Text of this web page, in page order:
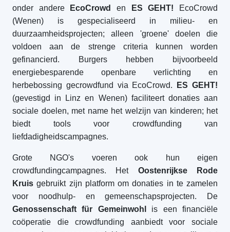
onder andere
EcoCrowd en ES GEHT! EcoCrowd
(Wenen) is gespecialiseerd in milieu- en
duurzaamheidsprojecten; alleen 'groene' doelen die
voldoen aan de strenge criteria kunnen worden
gefinancierd. Burgers hebben bijvoorbeeld
energiebesparende openbare verlichting en
herbebossing gecrowdfund via EcoCrowd.
ES GEHT!
(gevestigd in Linz en Wenen) faciliteert donaties aan
sociale doelen, met name het welzijn van kinderen; het
biedt tools voor crowdfunding van
liefdadigheidscampagnes.
Grote NGO's voeren ook hun eigen
crowdfundingcampagnes. Het Oostenrijkse Rode
Kruis gebruikt zijn platform om donaties in te zamelen
voor noodhulp- en gemeenschapsprojecten. De
Genossenschaft für Gemeinwohl
is een financiële
coöperatie die crowdfunding aanbiedt voor sociale